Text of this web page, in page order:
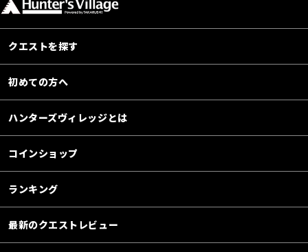
クエストを探す
初めての方へ
ハンターズヴィレッジとは
コインショップ
ランキング
最新のクエストレビュー